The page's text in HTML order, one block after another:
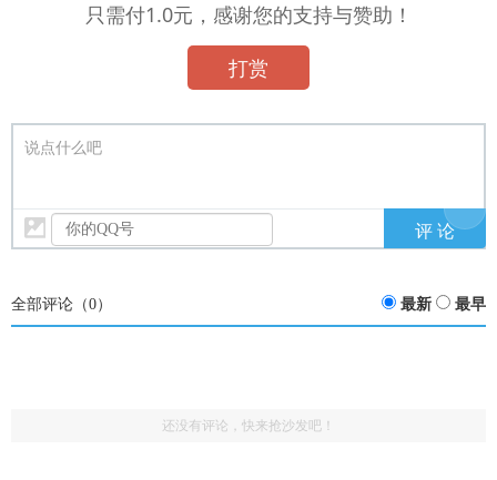
只需付1.0元，感谢您的支持与赞助！
打赏
说点什么吧
全部评论（0） 最新 最早
还没有评论，快来抢沙发吧！